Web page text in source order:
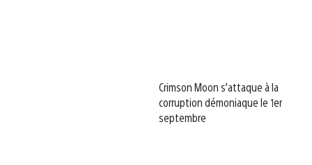
Crimson Moon s’attaque à la
corruption démoniaque le 1er
septembre